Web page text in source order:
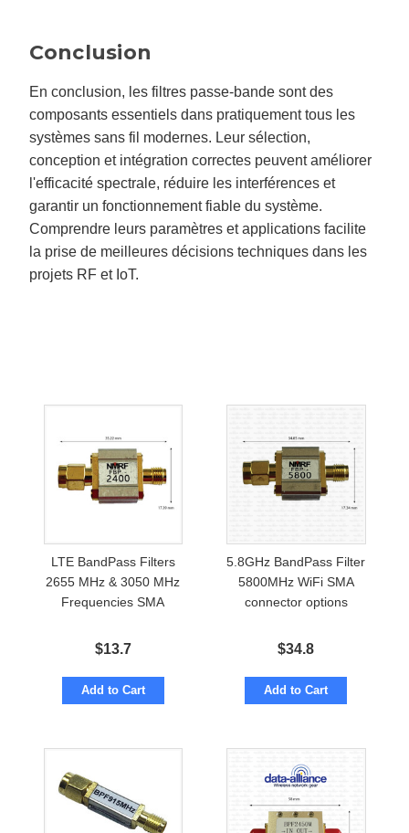
Conclusion
En conclusion, les filtres passe-bande sont des
composants essentiels dans pratiquement tous les
systèmes sans fil modernes. Leur sélection,
conception et intégration correctes peuvent améliorer
l'efficacité spectrale, réduire les interférences et
garantir un fonctionnement fiable du système.
Comprendre leurs paramètres et applications facilite
la prise de meilleures décisions techniques dans les
projets RF et IoT.
LTE BandPass Filters
2655 MHz & 3050 MHz
Frequencies SMA
$13.7
Add to Cart
5.8GHz BandPass Filter
5800MHz WiFi SMA
connector options
$34.8
Add to Cart